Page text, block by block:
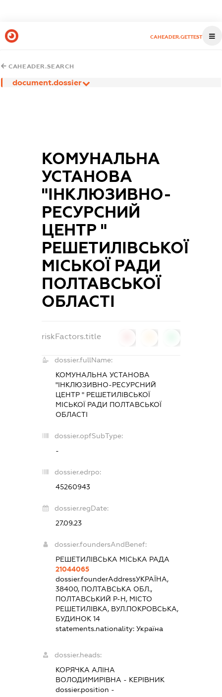
CAHEADER.GETTEST
CAHEADER.SEARCH
document.dossier
КОМУНАЛЬНА
УСТАНОВА
"ІНКЛЮЗИВНО-
РЕСУРСНИЙ
ЦЕНТР "
РЕШЕТИЛІВСЬКОЇ
МІСЬКОЇ РАДИ
ПОЛТАВСЬКОЇ
ОБЛАСТІ
riskFactors.title
dossier.fullName:
КОМУНАЛЬНА УСТАНОВА
"ІНКЛЮЗИВНО-РЕСУРСНИЙ
ЦЕНТР " РЕШЕТИЛІВСЬКОЇ
МІСЬКОЇ РАДИ ПОЛТАВСЬКОЇ
ОБЛАСТІ
dossier.opfSubType:
-
dossier.edrpo:
45260943
dossier.regDate:
27.09.23
dossier.foundersAndBenef:
РЕШЕТИЛІВСЬКА МІСЬКА РАДА
21044065
dossier.founderAddressУКРАЇНА,
38400, ПОЛТАВСЬКА ОБЛ.,
ПОЛТАВСЬКИЙ Р-Н, МІСТО
РЕШЕТИЛІВКА, ВУЛ.ПОКРОВСЬКА,
БУДИНОК 14
statements.nationality:Україна
dossier.heads:
КОРЯЧКА АЛІНА
ВОЛОДИМИРІВНА - КЕРІВНИК
dossier.position -